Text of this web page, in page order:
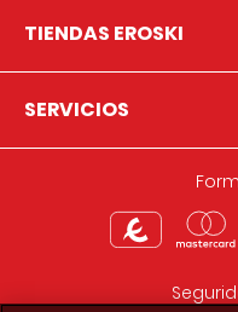
TIENDAS EROSKI
SERVICIOS